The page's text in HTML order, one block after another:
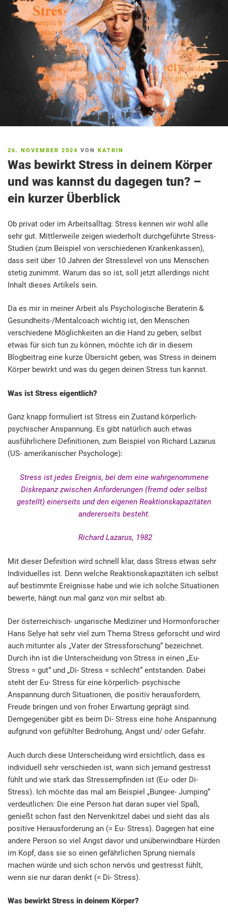
VERÖFFENTLICHT
AM
26. NOVEMBER 2024 VON KATRIN
Was bewirkt Stress in deinem Körper
und was kannst du dagegen tun? –
ein kurzer Überblick
Ob privat oder im Arbeitsalltag: Stress kennen wir wohl alle
sehr gut. Mittlerweile zeigen wiederholt durchgeführte Stress-
Studien (zum Beispiel von verschiedenen Krankenkassen),
dass seit über 10 Jahren der Stresslevel von uns Menschen
stetig zunimmt. Warum das so ist, soll jetzt allerdings nicht
Inhalt dieses Artikels sein.
Da es mir in meiner Arbeit als Psychologische Beraterin &
Gesundheits-/Mentalcoach wichtig ist, den Menschen
verschiedene Möglichkeiten an die Hand zu geben, selbst
etwas für sich tun zu können, möchte ich dir in diesem
Blogbeitrag eine kurze Übersicht geben, was Stress in deinem
Körper bewirkt und was du gegen deinen Stress tun kannst.
Was ist Stress eigentlich?
Ganz knapp formuliert ist Stress ein Zustand körperlich-
psychischer Anspannung. Es gibt natürlich auch etwas
ausführlichere Definitionen, zum Beispiel von Richard Lazarus
(US- amerikanischer Psychologe):
Stress ist jedes Ereignis, bei dem eine wahrgenommene
Diskrepanz zwischen Anforderungen (fremd oder selbst
gestellt) einerseits und den eigenen Reaktionskapazitäten
andererseits besteht.
Richard Lazarus, 1982
Mit dieser Definition wird schnell klar, dass Stress etwas sehr
Individuelles ist. Denn welche Reaktionskapazitäten ich selbst
auf bestimmte Ereignisse habe und wie ich solche Situationen
bewerte, hängt nun mal ganz von mir selbst ab.
Der österreichisch- ungarische Mediziner und Hormonforscher
Hans Selye hat sehr viel zum Thema Stress geforscht und wird
auch mitunter als „Vater der Stressforschung“ bezeichnet.
Durch ihn ist die Unterscheidung von Stress in einen „Eu-
Stress = gut“ und „Di- Stress = schlecht“ entstanden. Dabei
steht der Eu- Stress für eine körperlich- psychische
Anspannung durch Situationen, die positiv herausfordern,
Freude bringen und von froher Erwartung geprägt sind.
Demgegenüber gibt es beim Di- Stress eine hohe Anspannung
aufgrund von gefühlter Bedrohung, Angst und/ oder Gefahr.
Auch durch diese Unterscheidung wird ersichtlich, dass es
individuell sehr verschieden ist, wann sich jemand gestresst
fühlt und wie stark das Stressempfinden ist (Eu- oder Di-
Stress). Ich möchte das mal am Beispiel „Bungee- Jumping“
verdeutlichen: Die eine Person hat daran super viel Spaß,
genießt schon fast den Nervenkitzel dabei und sieht das als
positive Herausforderung an (= Eu- Stress). Dagegen hat eine
andere Person so viel Angst davor und unüberwindbare Hürden
im Kopf, dass sie so einen gefährlichen Sprung niemals
machen würde und sich schon nervös und gestresst fühlt,
wenn sie nur daran denkt (= Di- Stress).
Was bewirkt Stress in deinem Körper?